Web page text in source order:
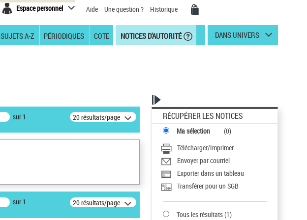
Espace personnel Aide Une question ? Historique
SUJETS A-Z PÉRIODIQUES COTE NOTICES D'AUTORITÉ DANS UNIVERS
sur 1 20 résultats/page
sur 1 20 résultats/page
RÉCUPÉRER LES NOTICES
Ma sélection (0)
Télécharger/Imprimer
Envoyer par courriel
Exporter dans un tableau
Transférer pour un SGB
Tous les résultats(1)